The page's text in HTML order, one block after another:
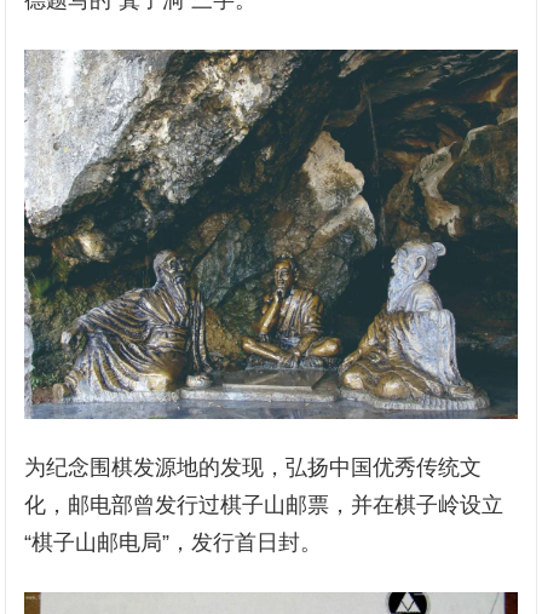
为纪念围棋发源地的发现，弘扬中国优秀传统文
化，邮电部曾发行过棋子山邮票，并在棋子岭设立
“棋子山邮电局”，发行首日封。